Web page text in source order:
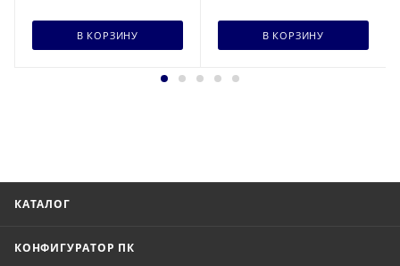
В КОРЗИНУ В КОРЗИНУ
КАТАЛОГ
КОНФИГУРАТОР ПК